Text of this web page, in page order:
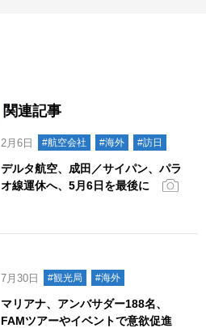
関連記事
2月6日 #航空会社 #海外 #訪日
デルタ航空、成田／サイパン、パラ
オ線運休へ、5月6日を最後に
7月30日 #観光局 #海外
マリアナ、アンバサダー188名、
FAMツアーやイベントで意欲促進